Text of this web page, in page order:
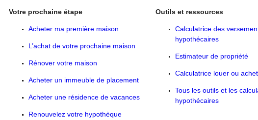
Votre prochaine étape
Acheter ma première maison
L’achat de votre prochaine maison
Rénover votre maison
Acheter un immeuble de placement
Acheter une résidence de vacances
Renouvelez votre hypothèque
Outils et ressources
Calculatrice des
hypothécaires
Estimateur de propriété
Calculatrice louer ou
Tous les outils et les
hypothécaires